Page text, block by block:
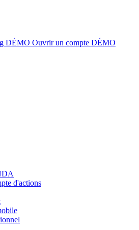
DÉMO Ouvrir un compte DÉMO
d'actions